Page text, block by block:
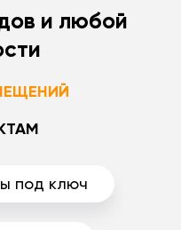
и любой
под ключ